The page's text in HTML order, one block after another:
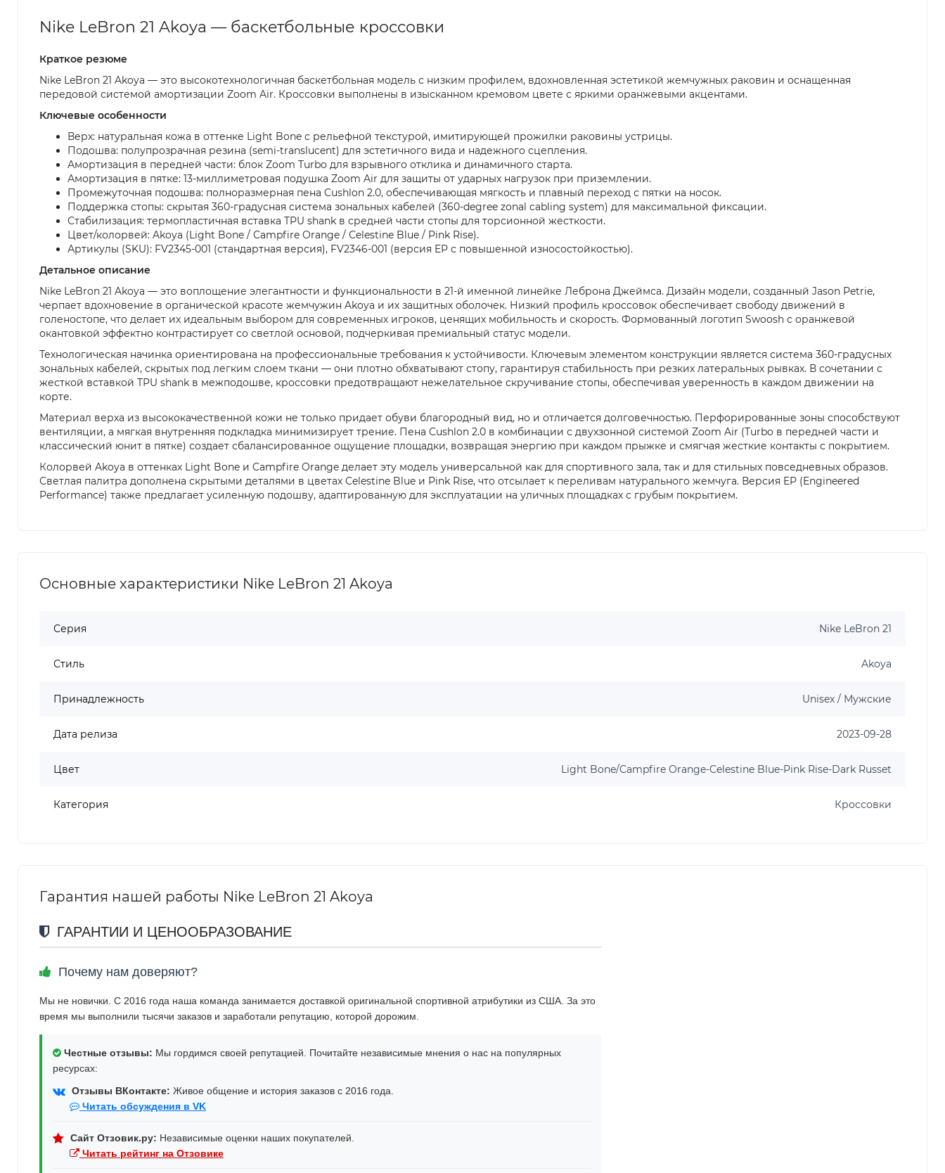
Nike LeBron 21 Akoya — баскетбольные кроссовки
Краткое резюме
Nike LeBron 21 Akoya — это высокотехнологичная баскетбольная модель с низким профилем, вдохновленная эстетикой жемчужных раковин и оснащенная
передовой системой амортизации Zoom Air. Кроссовки выполнены в изысканном кремовом цвете с яркими оранжевыми акцентами.
Ключевые особенности
Верх: натуральная кожа в оттенке Light Bone с рельефной текстурой, имитирующей прожилки раковины устрицы.
Подошва: полупрозрачная резина (semi-translucent) для эстетичного вида и надежного сцепления.
Амортизация в передней части: блок Zoom Turbo для взрывного отклика и динамичного старта.
Амортизация в пятке: 13-миллиметровая подушка Zoom Air для защиты от ударных нагрузок при приземлении.
Промежуточная подошва: полноразмерная пена Cushlon 2.0, обеспечивающая мягкость и плавный переход с пятки на носок.
Поддержка стопы: скрытая 360-градусная система зональных кабелей (360-degree zonal cabling system) для максимальной фиксации.
Стабилизация: термопластичная вставка TPU shank в средней части стопы для торсионной жесткости.
Цвет/колорвей: Akoya (Light Bone / Campfire Orange / Celestine Blue / Pink Rise).
Артикулы (SKU): FV2345-001 (стандартная версия), FV2346-001 (версия EP с повышенной износостойкостью).
Детальное описание
Nike LeBron 21 Akoya — это воплощение элегантности и функциональности в 21-й именной линейке Леброна Джеймса. Дизайн модели, созданный Jason Petrie,
черпает вдохновение в органической красоте жемчужин Akoya и их защитных оболочек. Низкий профиль кроссовок обеспечивает свободу движений в
голеностопе, что делает их идеальным выбором для современных игроков, ценящих мобильность и скорость. Формованный логотип Swoosh с оранжевой
окантовкой эффектно контрастирует со светлой основой, подчеркивая премиальный статус модели.
Технологическая начинка ориентирована на профессиональные требования к устойчивости. Ключевым элементом конструкции является система 360-градусных
зональных кабелей, скрытых под легким слоем ткани — они плотно обхватывают стопу, гарантируя стабильность при резких латеральных рывках. В сочетании с
жесткой вставкой TPU shank в межподошве, кроссовки предотвращают нежелательное скручивание стопы, обеспечивая уверенность в каждом движении на
корте.
Материал верха из высококачественной кожи не только придает обуви благородный вид, но и отличается долговечностью. Перфорированные зоны способствуют
вентиляции, а мягкая внутренняя подкладка минимизирует трение. Пена Cushlon 2.0 в комбинации с двухзонной системой Zoom Air (Turbo в передней части и
классический юнит в пятке) создает сбалансированное ощущение площадки, возвращая энергию при каждом прыжке и смягчая жесткие контакты с покрытием.
Колорвей Akoya в оттенках Light Bone и Campfire Orange делает эту модель универсальной как для спортивного зала, так и для стильных повседневных образов.
Светлая палитра дополнена скрытыми деталями в цветах Celestine Blue и Pink Rise, что отсылает к переливам натурального жемчуга. Версия EP (Engineered
Performance) также предлагает усиленную подошву, адаптированную для эксплуатации на уличных площадках с грубым покрытием.
Основные характеристики Nike LeBron 21 Akoya
Серия Nike LeBron 21
Стиль Akoya
Принадлежность Unisex / Мужские
Дата релиза 2023-09-28
Цвет Light Bone/Campfire Orange-Celestine Blue-Pink Rise-Dark Russet
Категория Кроссовки
Гарантия нашей работы Nike LeBron 21 Akoya
ГАРАНТИИ И ЦЕНООБРАЗОВАНИЕ
Почему нам доверяют?
Мы не новички. С 2016 года наша команда занимается доставкой оригинальной спортивной атрибутики из США. За это
время мы выполнили тысячи заказов и заработали репутацию, которой дорожим.
Честные отзывы: Мы гордимся своей репутацией. Почитайте независимые мнения о нас на популярных
ресурсах:
Отзывы ВКонтакте: Живое общение и история заказов с 2016 года.
Читать обсуждения в VK
Сайт Отзовик.ру: Независимые оценки наших покупателей.
Читать рейтинг на Отзовике